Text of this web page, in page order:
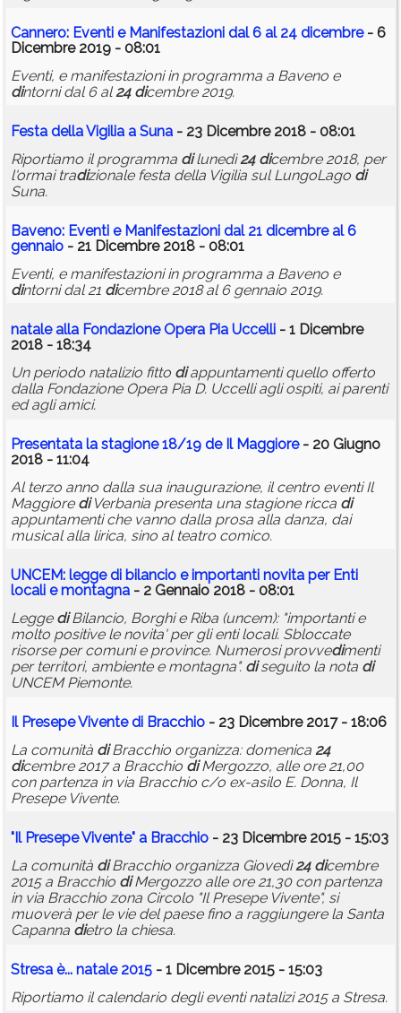
Cannero: Eventi e Manifestazioni dal 6 al 24 dicembre - 6
Dicembre 2019 - 08:01
Eventi, e manifestazioni in programma a Baveno e
dintorni dal 6 al24 dicembre 2019.
Festa della Vigilia a Suna - 23 Dicembre 2018 - 08:01
Riportiamo il programma dilunedì24 dicembre 2018, per
l'ormai tradizionale festa della Vigilia sul LungoLago di
Suna.
Baveno: Eventi e Manifestazioni dal 21 dicembre al 6
gennaio - 21 Dicembre 2018 - 08:01
Eventi, e manifestazioni in programma a Baveno e
dintorni dal 21 dicembre 2018 al 6 gennaio 2019.
natalealla Fondazione Opera Pia Uccelli - 1 Dicembre
2018 - 18:34
Un periodo natalizio fitto diappuntamenti quello offerto
dalla Fondazione Opera Pia D. Uccelli agli ospiti, ai parenti
ed agli amici.
Presentata la stagione 18/19 de Il Maggiore- 20 Giugno
2018 - 11:04
Al terzo anno dalla sua inaugurazione, il centro eventi Il
Maggiore diVerbania presenta una stagione ricca di
appuntamenti che vanno dalla prosa alla danza, dai
musical alla lirica, sino al teatro comico.
UNCEM: leggedi bilancio e importanti novita per Enti
locali e montagna - 2 Gennaio 2018 - 08:01
Legge diBilancio, Borghi e Riba (uncem): "importanti e
molto positive le novita' per gli enti locali. Sbloccate
risorse per comuni e province. Numerosi provvedimenti
per territori, ambiente e montagna". diseguito la nota di
UNCEM Piemonte.
Il Presepe Viventedi Bracchio - 23 Dicembre 2017 - 18:06
La comunità diBracchio organizza: domenica 24
dicembre 2017 a Bracchio diMergozzo, alle ore 21,00
con partenza in via Bracchio c/o ex-asilo E. Donna, Il
Presepe Vivente.
"Il Presepe Vivente" a Bracchio - 23 Dicembre 2015 - 15:03
La comunità diBracchio organizza Giovedì24 dicembre
2015 a Bracchio diMergozzo alle ore 21,30 con partenza
in via Bracchio zona Circolo "Il Presepe Vivente", si
muoverà per le vie del paese fino a raggiungere la Santa
Capanna dietro la chiesa.
Stresa è... natale2015 - 1 Dicembre 2015 - 15:03
Riportiamo il calendario degli eventi natalizi 2015 a Stresa.